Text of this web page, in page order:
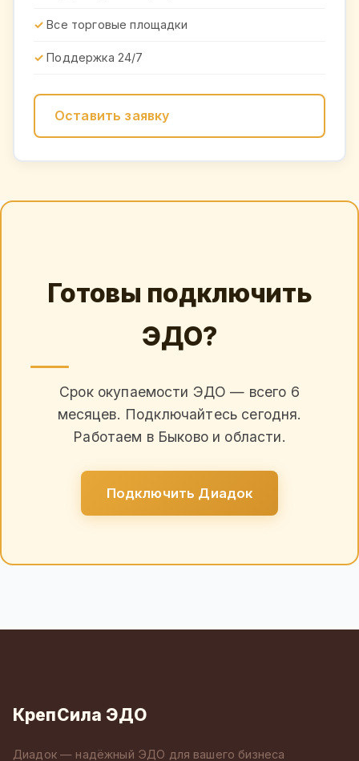
Все торговые площадки
Поддержка 24/7
Оставить заявку
Готовы подключить
ЭДО?
Срок окупаемости ЭДО — всего 6
месяцев. Подключайтесь сегодня.
Работаем в Быково и области.
Подключить Диадок
КрепСила ЭДО
Диадок — надёжный ЭДО для вашего бизнеса